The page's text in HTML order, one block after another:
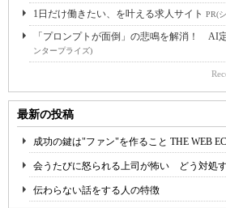
1日だけ働きたい、を叶える求人サイト PR(
「プロンプトが面倒」の悲鳴を解消！ AI
ンタープライズ)
最新の投稿
成功の鍵は"ファン"を作ること THE WEB
会うたびに怒られる上司が怖い どう対処
伝わらない話をする人の特徴